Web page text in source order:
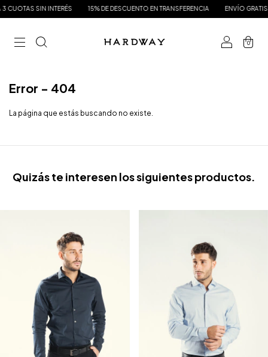
SIN INTERÉS 15% DE DESCUENTO EN TRANSFERENCIA ENVÍO GRATIS A
0
Error - 404
La página que estás buscando no existe.
Quizás te interesen los siguientes productos.